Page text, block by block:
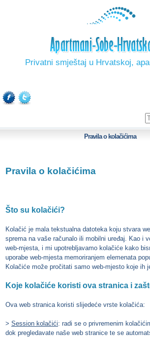
Privatni smještaj u Hrvatskoj,
Pravila o kolačićima
Pravila o kolačićima
Što su kolačići?
Kolačić je mala tekstualna datoteka koju stvara
sprema na vaše računalo ili mobilni uređaj. Kao i
web-mjesta, i mi upotrebljavamo kolačiće kako
uporabe web-mjesta memoriranjem elemenata
Kolačiće može pročitati samo web-mjesto koje ih
Koje kolačiće koristi ova stranica i
Ova web stranica koristi slijedeće vrste kolačića:
> Session kolačići: radi se o privremenim
dok pregledavate naše web stranice te se